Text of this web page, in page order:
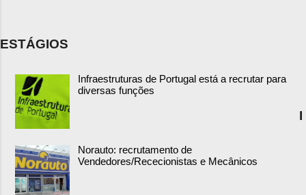
ESTÁGIOS
Infraestruturas de Portugal está a recrutar para
diversas funções
Norauto: recrutamento de
Vendedores/Rececionistas e Mecânicos
I